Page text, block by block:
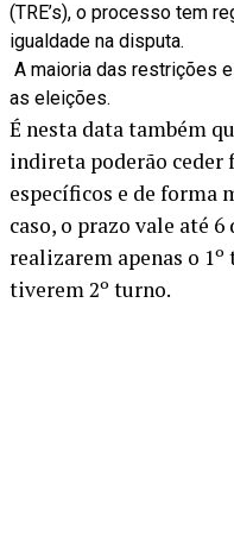
(TRE’s), o processo tem
igualdade na disputa.
A maioria das restrições
as eleições.
É nesta data também
indireta poderão ceder
específicos e de forma
caso, o prazo vale até
realizarem apenas o
tiverem 2º turno.